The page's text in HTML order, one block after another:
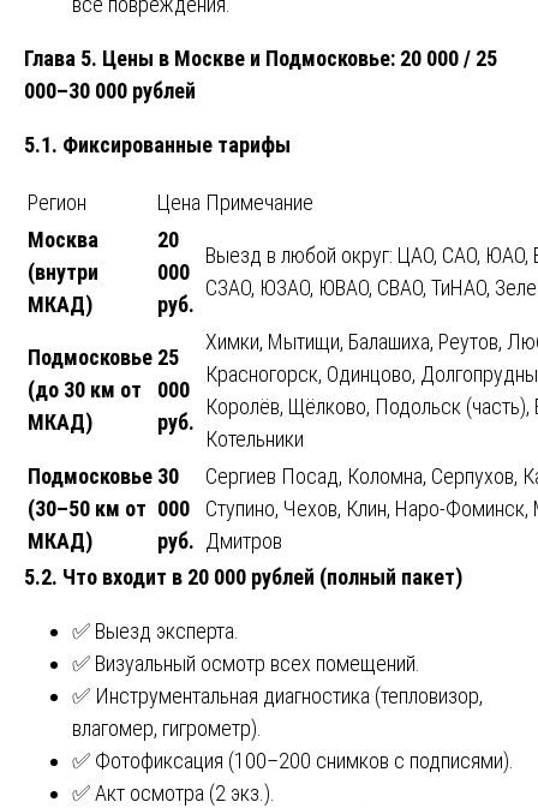
Глава 5. Цены в Москве и Подмосковье: 20 000 / 25
000–30 000 рублей
5.1. Фиксированные тарифы
Регион Цена Примечание
Москва
(внутри
МКАД)
20
000
руб.
Выезд в любой округ: ЦАО, САО, ЮАО,
СЗАО, ЮЗАО, ЮВАО, СВАО, ТиНАО,
Подмосковье
(до 30 км от
МКАД)
25
000
руб.
Химки, Мытищи, Балашиха, Реутов,
Красногорск, Одинцово,
Королёв, Щёлково, Подольск (часть),
Котельники
Подмосковье
(30–50 км от
МКАД)
30
000
руб.
Сергиев Посад, Коломна, Серпухов,
Ступино, Чехов, Клин, Наро-
Дмитров
5.2. Что входит в 20 000 рублей (полный пакет)
✅ Выезд эксперта.
✅ Визуальный осмотр всех помещений.
✅ Инструментальная диагностика (тепловизор,
влагомер, гигрометр).
✅ Фотофиксация (100–200 снимков с подписями).
✅ Акт осмотра (2 экз.).